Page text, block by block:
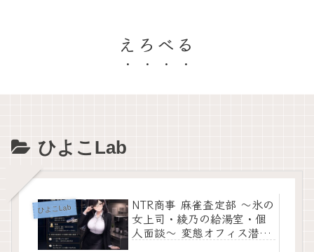
えろべる
ひよこLab
ひよこLab
NTR商事 麻雀査定部 〜氷の
女上司・綾乃の給湯室・個
人面談〜 変態オフィス潜